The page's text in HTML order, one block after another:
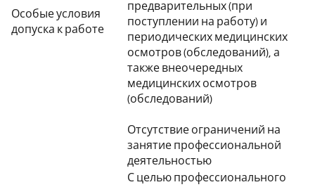
Особые условия
допуска к работе
предварительных (при
поступлении на работу) и
периодических медицинских
осмотров (обследований), а
также внеочередных
медицинских осмотров
(обследований)
Отсутствие ограничений на
занятие профессиональной
деятельностью
С целью профессионального